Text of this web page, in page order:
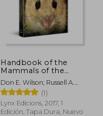
45%
dcto.
Handbook of the
Mammals of the
World. Volumen 7:
Rodents II (en Inglés)
Don E. Wilson; Russell A.
Mittermeier; Thomas E.
Lacher Jr.;Toni Llobet
(1)
Lynx Edicions, 2017, 1
Edición, Tapa Dura, Nuevo